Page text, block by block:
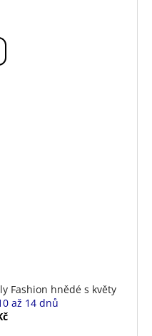
Fashion hnědé s květy
až 14 dnů